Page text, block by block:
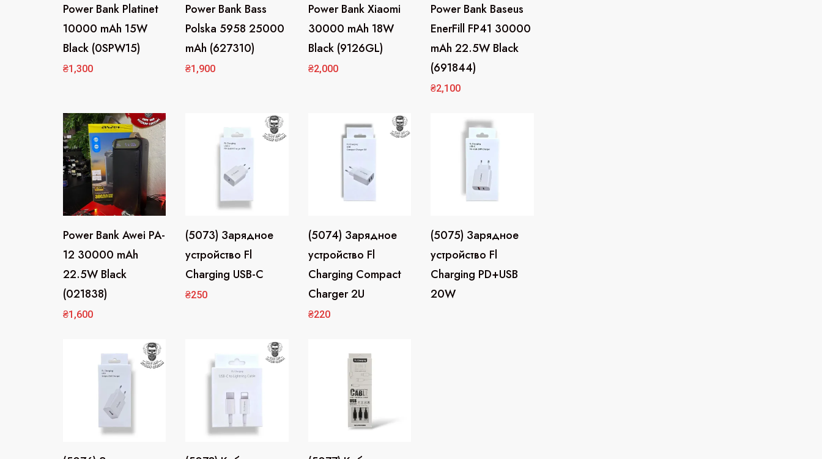
Power Bank Platinet
10000 mAh 15W
Black (0SPW15)
₴1,300
Power Bank Bass
Polska 5958 25000
mAh (627310)
₴1,900
Power Bank Xiaomi
30000 mAh 18W
Black (9126GL)
₴2,000
Power Bank Baseus
EnerFill FP41 30000
mAh 22.5W Black
(691844)
₴2,100
Power Bank Awei PA-
12 30000 mAh
22.5W Black
(021838)
₴1,600
(5073) Зарядное
устройство Fl
Charging USB-C
₴250
(5074) Зарядное
устройство Fl
Charging Compact
Charger 2U
₴220
(5075) Зарядное
устройство Fl
Charging PD+USB
20W